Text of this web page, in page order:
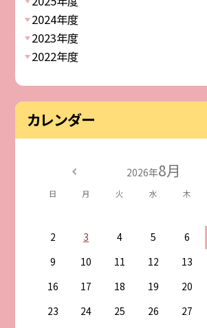
2024年度
2023年度
2022年度
カレンダー
2026年8月
日 月 火 水 木
2
3 4 5 6
9
10 11 12 13
16
17 18 19 20
23
24 25 26 27